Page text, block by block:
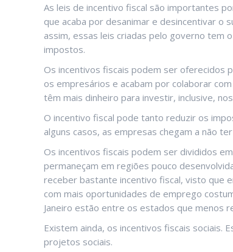
As leis de incentivo fiscal são importantes
que acaba por desanimar e desincentivar o
assim, essas leis criadas pelo governo tem
impostos.
Os incentivos fiscais podem ser oferecidos
os empresários e acabam por colaborar
têm mais dinheiro para investir, inclusive,
O incentivo fiscal pode tanto reduzir os
alguns casos, as empresas chegam a não
Os incentivos fiscais podem ser divididos
permaneçam em regiões pouco
receber bastante incentivo fiscal, visto que
com mais oportunidades de emprego
Janeiro estão entre os estados que menos
Existem ainda, os incentivos fiscais sociais.
projetos sociais.